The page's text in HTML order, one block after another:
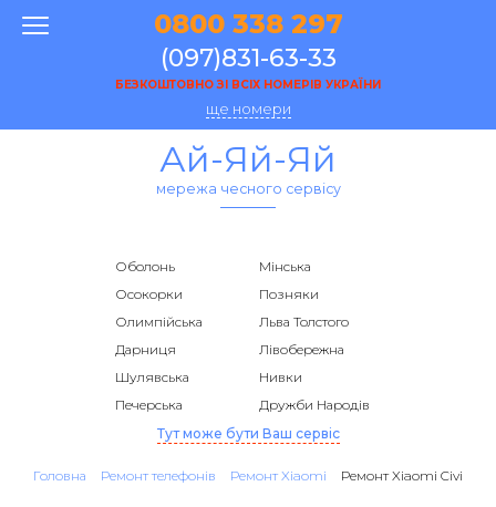
0800 338 297
(097)831-63-33
БЕЗКОШТОВНО ЗІ ВСІХ НОМЕРІВ УКРАЇНИ
ще номери
Ай-Яй-Яй
мережа чесного сервісу
Оболонь
Мінська
Осокорки
Позняки
Олимпійська
Льва Толстого
Дарниця
Лівобережна
Шулявська
Нивки
Печерська
Дружби Народів
Тут може бути Ваш сервіс
Головна Ремонт телефонів Ремонт Xiaomi Ремонт Xiaomi Civi